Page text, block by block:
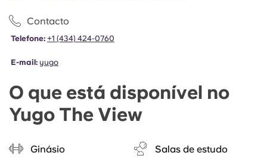
Contacto
Telefone: +1 (434) 424-0760
E-mail: yugo
O que está disponível no
Yugo The View
Ginásio Salas de estudo